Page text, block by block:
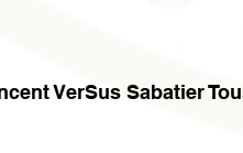
VerSus Sabatier